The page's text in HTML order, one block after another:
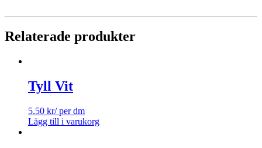
Relaterade produkter
Tyll Vit
5.50 kr/ per dm
Lägg till i varukorg